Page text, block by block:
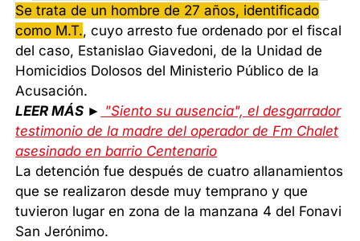
Se trata de un hombre de 27 años, identificado
como M.T., cuyo arresto fue ordenado por el fiscal
del caso, Estanislao Giavedoni, de la Unidad de
Homicidios Dolosos del Ministerio Público de la
Acusación.
LEER MÁS ► "Siento su ausencia", el desgarrador
testimonio de la madre del operador de Fm Chalet
asesinado en barrio Centenario
La detención fue después de cuatro allanamientos
que se realizaron desde muy temprano y que
tuvieron lugar en zona de la manzana 4 del Fonavi
San Jerónimo.